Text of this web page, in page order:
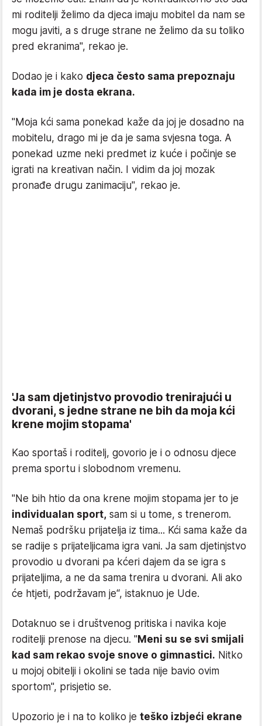
mi roditelji želimo da djeca imaju mobitel da nam se
mogu javiti, a s druge strane ne želimo da su toliko
pred ekranima", rekao je.
Dodao je i kako djeca često sama prepoznaju
kada im je dosta ekrana.
"Moja kći sama ponekad kaže da joj je dosadno na
mobitelu, drago mi je da je sama svjesna toga. A
ponekad uzme neki predmet iz kuće i počinje se
igrati na kreativan način. I vidim da joj mozak
pronađe drugu zanimaciju", rekao je.
'Ja sam djetinjstvo provodio trenirajući u
dvorani, s jedne strane ne bih da moja kći
krene mojim stopama'
Kao sportaš i roditelj, govorio je i o odnosu djece
prema sportu i slobodnom vremenu.
"Ne bih htio da ona krene mojim stopama jer to je
individualan sport, sam si u tome, s trenerom.
Nemaš podršku prijatelja iz tima... Kći sama kaže da
se radije s prijateljicama igra vani. Ja sam djetinjstvo
provodio u dvorani pa kćeri dajem da se igra s
prijateljima, a ne da sama trenira u dvorani. Ali ako
će htjeti, podržavam je“, istaknuo je Ude.
Dotaknuo se i društvenog pritiska i navika koje
roditelji prenose na djecu. "Meni su se svi smijali
kad sam rekao svoje snove o gimnastici. Nitko
u mojoj obitelji i okolini se tada nije bavio ovim
sportom", prisjetio se.
Upozorio je i na to koliko je teško izbjeći ekrane